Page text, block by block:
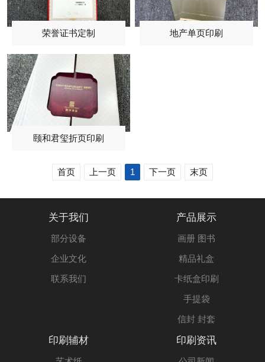
荣誉证书定制 地产单页印刷
颐和君玺折页印刷
首页 上一页 1 下一页 末页
关于我们
部分设备
企业文化
联系我们
产品展示
画册 图书
精品礼盒
卡纸盒印刷
手提袋
信封 封套
印刷辅材 印刷资讯